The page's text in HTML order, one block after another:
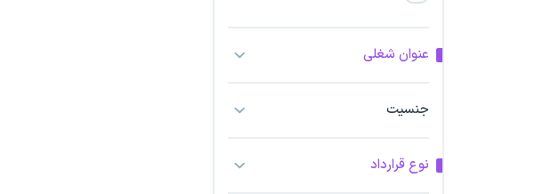
اراک
عنوان شغلی
جنسیت
نوع قرارداد